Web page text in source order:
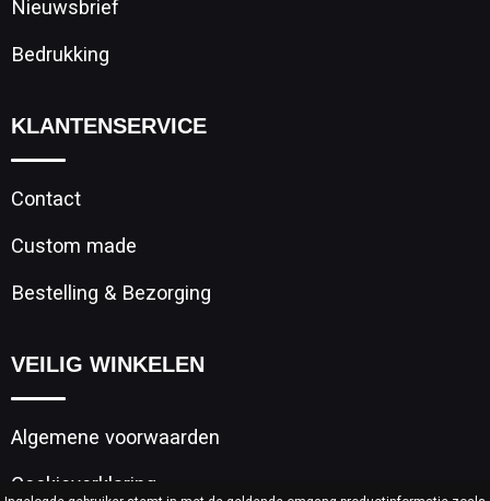
Nieuwsbrief
Bedrukking
KLANTENSERVICE
Contact
Custom made
Bestelling & Bezorging
VEILIG WINKELEN
Algemene voorwaarden
Cookieverklaring